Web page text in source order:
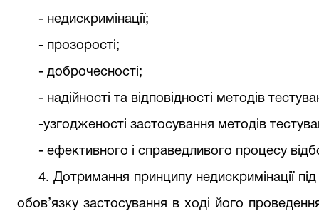
- недискримінації;
- прозорості;
- доброчесності;
- надійності та відповідності методів
-узгодженості застосування методів
- ефективного і справедливого процесу
4. Дотримання принципу недискримінації
обов’язку застосування в ході його